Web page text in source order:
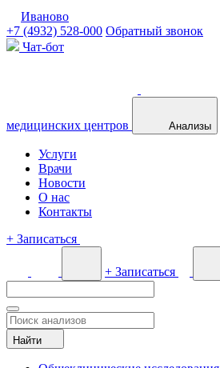
Иваново
+7 (4932) 528-000 Обратный звонок
Чат-бот
медицинских центров Анализы
Услуги
Врачи
Новости
О нас
Контакты
+ Записаться
+ Записаться
Найти